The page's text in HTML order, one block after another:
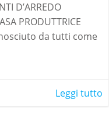
D’ARREDO
PRODUTTRICE
da tutti come
Leggi tutto